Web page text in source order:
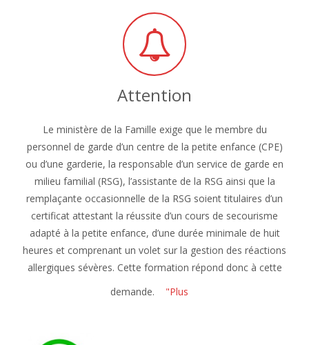
Attention
Le ministère de la Famille exige que le membre du
personnel de garde d’un centre de la petite enfance (CPE)
ou d’une garderie, la responsable d’un service de garde en
milieu familial (RSG), l’assistante de la RSG ainsi que la
remplaçante occasionnelle de la RSG soient titulaires d’un
certificat attestant la réussite d’un cours de secourisme
adapté à la petite enfance, d’une durée minimale de huit
heures et comprenant un volet sur la gestion des réactions
allergiques sévères. Cette formation répond donc à cette
demande.
"Plus